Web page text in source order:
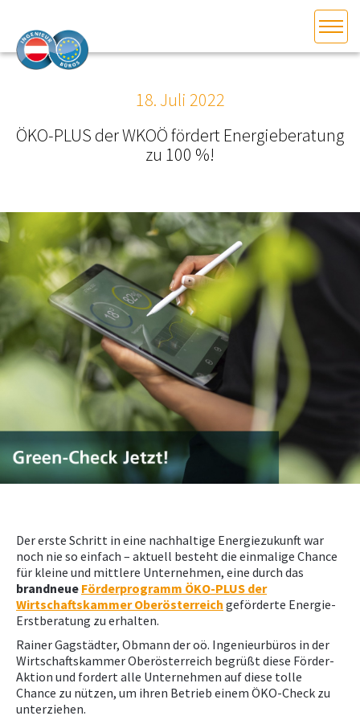
DAS INGENIEURBÜRO
INTERESSEN­VERTRETUNG
MITGLIEDER­VERZEICHNIS
SERVICE
KONTAKT
NEWS
PRÜFING
WETTBEWERBE
18. Juli 2022
ÖKO-PLUS der WKOÖ fördert Energieberatung
zu 100 %!
Der erste Schritt in eine nachhaltige Energiezukunft war
noch nie so einfach – aktuell besteht die einmalige Chance
für kleine und mittlere Unternehmen, eine durch das
brandneue Förderprogramm ÖKO-PLUS der
Wirtschaftskammer Oberösterreich geförderte Energie-
Erstberatung zu erhalten.
Rainer Gagstädter, Obmann der oö. Ingenieurbüros in der
Wirtschaftskammer Oberösterreich begrüßt diese Förder-
Aktion und fordert alle Unternehmen auf diese tolle
Chance zu nützen, um ihren Betrieb einem ÖKO-Check zu
unterziehen.